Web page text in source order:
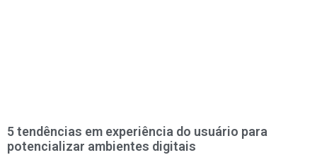
5 tendências em experiência do usuário para
potencializar ambientes digitais